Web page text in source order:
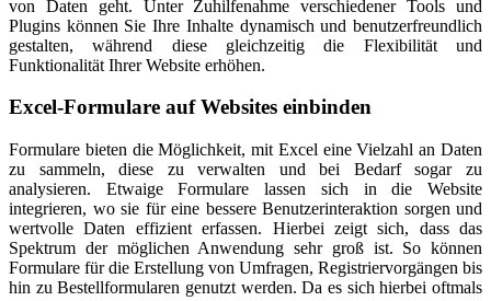
von Daten geht. Unter Zuhilfenahme verschiedener Tools und
Plugins können Sie Ihre Inhalte dynamisch und benutzerfreundlich
gestalten, während diese gleichzeitig die Flexibilität und
Funktionalität Ihrer Website erhöhen.
Excel-Formulare auf Websites einbinden
Formulare bieten die Möglichkeit, mit Excel eine Vielzahl an Daten
zu sammeln, diese zu verwalten und bei Bedarf sogar zu
analysieren. Etwaige Formulare lassen sich in die Website
integrieren, wo sie für eine bessere Benutzerinteraktion sorgen und
wertvolle Daten effizient erfassen. Hierbei zeigt sich, dass das
Spektrum der möglichen Anwendung sehr groß ist. So können
Formulare für die Erstellung von Umfragen, Registriervorgängen bis
hin zu Bestellformularen genutzt werden. Da es sich hierbei oftmals